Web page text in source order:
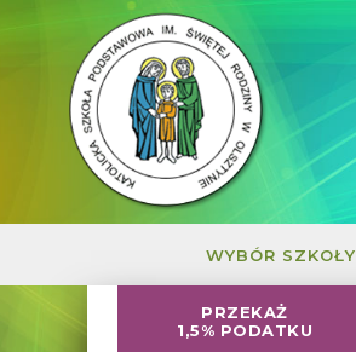
WYBÓR SZKOŁY
PRZEKAŻ
1,5% PODATKU